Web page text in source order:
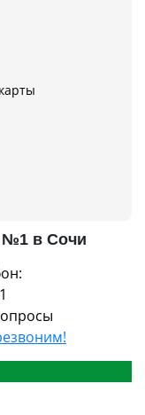
№1 в Сочи